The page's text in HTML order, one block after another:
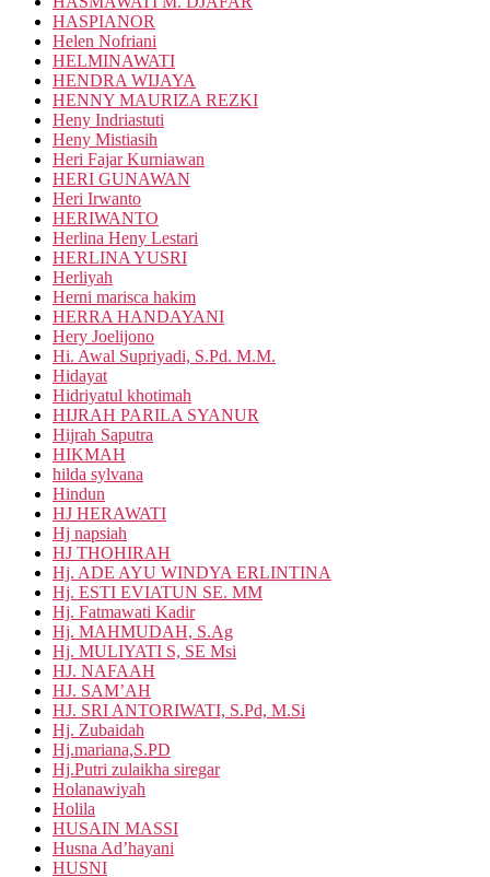
HASPIANOR
Helen Nofriani
HELMINAWATI
HENDRA WIJAYA
HENNY MAURIZA REZKI
Heny Indriastuti
Heny Mistiasih
Heri Fajar Kurniawan
HERI GUNAWAN
Heri Irwanto
HERIWANTO
Herlina Heny Lestari
HERLINA YUSRI
Herliyah
Herni marisca hakim
HERRA HANDAYANI
Hery Joelijono
Hi. Awal Supriyadi, S.Pd. M.M.
Hidayat
Hidriyatul khotimah
HIJRAH PARILA SYANUR
Hijrah Saputra
HIKMAH
hilda sylvana
Hindun
HJ HERAWATI
Hj napsiah
HJ THOHIRAH
Hj. ADE AYU WINDYA ERLINTINA
Hj. ESTI EVIATUN SE. MM
Hj. Fatmawati Kadir
Hj. MAHMUDAH, S.Ag
Hj. MULIYATI S, SE Msi
HJ. NAFAAH
HJ. SAM’AH
HJ. SRI ANTORIWATI, S.Pd, M.Si
Hj. Zubaidah
Hj.mariana,S.PD
Hj.Putri zulaikha siregar
Holanawiyah
Holila
HUSAIN MASSI
Husna Ad’hayani
HUSNI